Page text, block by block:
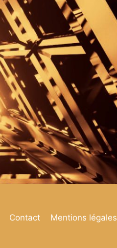
Contact Mentions légales